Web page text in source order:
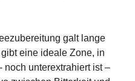
galt lange
eine ideale Zone, in
noch unterextrahiert ist –